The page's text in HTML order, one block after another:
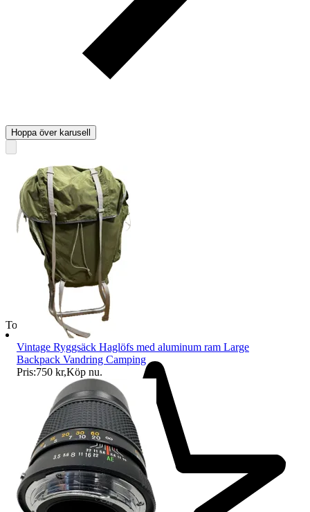
Toppsäljare
Hoppa över karusell
Vintage Ryggsäck Haglöfs med aluminum ram Large
Backpack Vandring Camping
Pris:750 kr,Köp nu.